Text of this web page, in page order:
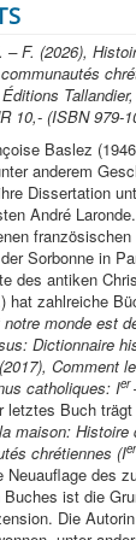
– F. (2026),
10,- (ISBN 979-
Baslez
anderem
Dissertation
André
Sorbonne in
des antiken
hat zahlreiche
monde est
Dictionnaire
Comment
catholiques: Ier
letztes Buch
maison: Histoire
chrétiennes (Ier
Neuauflage des
Buches ist die
Die